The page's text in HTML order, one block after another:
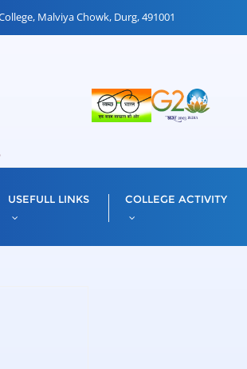
Malviya Chowk, Durg, 491001
USEFULL LINKS COLLEGE ACTIVITY